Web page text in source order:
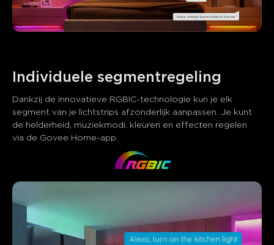
Individuele segmentregeling
Dankzij de innovatieve RGBIC-technologie kun je elk
segment van je lichtstrips afzonderlijk aanpassen. Je kunt
de helderheid, muziekmodi, kleuren en effecten regelen
via de Govee Home-app.
Samenvatting
AI-gegenereerd uit de tekst van klantbeoordelingen